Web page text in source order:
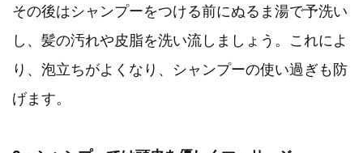
その後はシャンプーをつける前にぬるま湯で予洗い
し、髪の汚れや皮脂を洗い流しましょう。これによ
り、泡立ちがよくなり、シャンプーの使い過ぎも防
げます。